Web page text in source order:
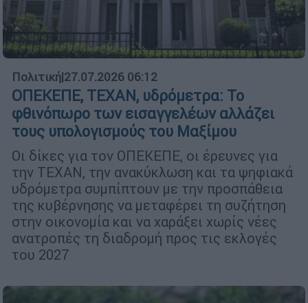
Πολιτική|27.07.2026 06:12
ΟΠΕΚΕΠΕ, ΤΕΧΑΝ, υδρόμετρα: Το
φθινόπωρο των εισαγγελέων αλλάζει
τους υπολογισμούς του Μαξίμου
Οι δίκες για τον ΟΠΕΚΕΠΕ, οι έρευνες για
την ΤΕΧΑΝ, την ανακύκλωση και τα ψηφιακά
υδρόμετρα συμπίπτουν με την προσπάθεια
της κυβέρνησης να μεταφέρει τη συζήτηση
στην οικονομία και να χαράξει χωρίς νέες
ανατροπές τη διαδρομή προς τις εκλογές
του 2027